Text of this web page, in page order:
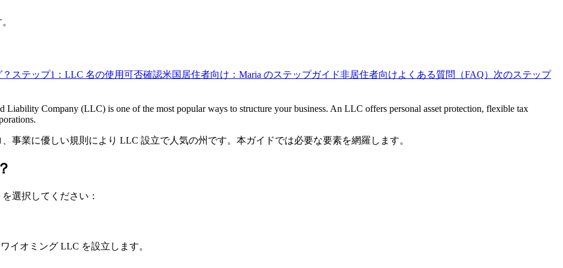
ステップ1：LLC 名の使用可否確認米国居住者向け：Maria のステップガイド非居住者向けよくある質問（FAQ） 次のステップ
Liability Company (LLC) is one of the most popular ways to structure your business. An LLC offers personal asset protection, flexible tax
事業に優しい規則により LLC 設立で人気の州です。本ガイドでは必要な要素を網羅します。
選択してください：
イオミング LLC を設立します。